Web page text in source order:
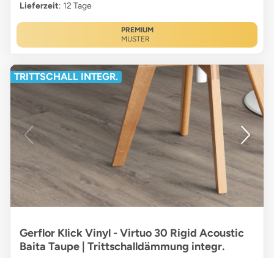
Lieferzeit: 12 Tage
PREMIUM
MUSTER
TRITTSCHALL INTEGR.
Gerflor Klick Vinyl - Virtuo 30 Rigid Acoustic
Baita Taupe | Trittschalldämmung integr.